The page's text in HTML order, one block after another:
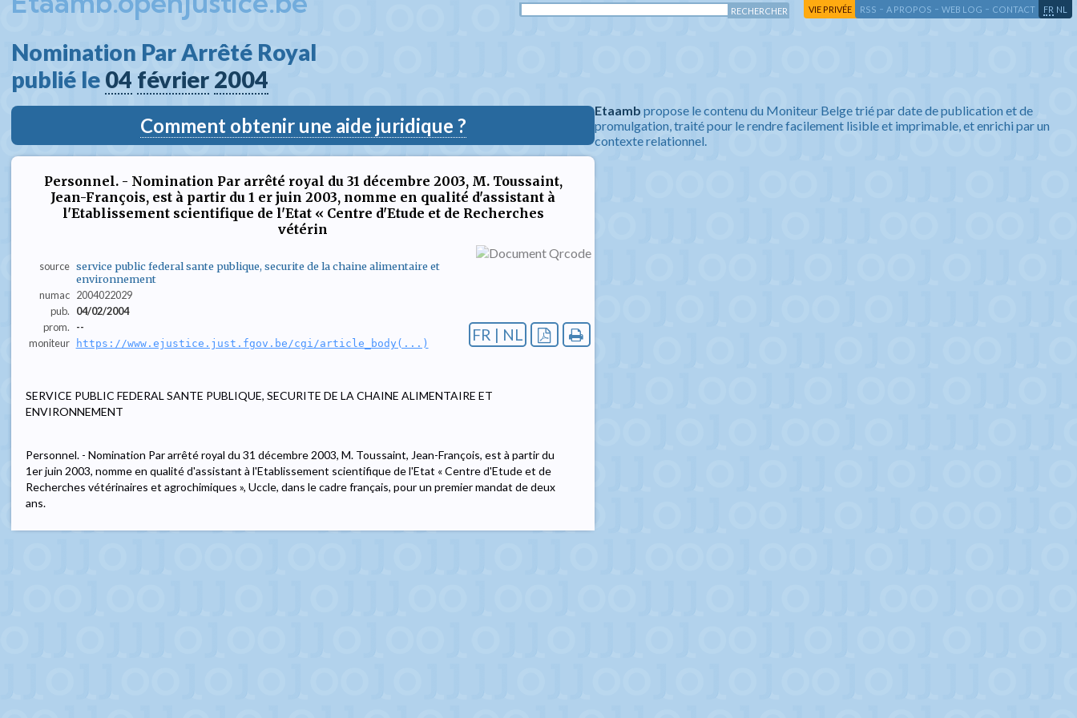
VIE PRIVÉE RSS - A PROPOS - WEB LOG - CONTACT FR NL
Nomination Par Arrêté Royal
publié le 04 février 2004
Comment obtenir une aide juridique ?
Personnel. - Nomination Par arrêté royal du 31 décembre 2003, M. Toussaint,
Jean-François, est à partir du 1 er juin 2003, nomme en qualité d'assistant à
l'Etablissement scientifique de l'Etat « Centre d'Etude et de Recherches
vétérin
source service public federal sante publique, securite de la chaine alimentaire et
environnement
numac 2004022029
pub.
04/02/2004
prom.
--
moniteur
https://www.ejustice.just.fgov.be/cgi/article_body(...) FR | NL
SERVICE PUBLIC FEDERAL SANTE PUBLIQUE, SECURITE DE LA CHAINE ALIMENTAIRE ET
ENVIRONNEMENT
Personnel. - Nomination Par arrêté royal du 31 décembre 2003, M. Toussaint, Jean-François, est à partir du
1er juin 2003, nomme en qualité d'assistant à l'Etablissement scientifique de l'Etat « Centre d'Etude et de
Recherches vétérinaires et agrochimiques », Uccle, dans le cadre français, pour un premier mandat de deux
ans.
Etaamb propose le contenu du Moniteur Belge trié par date de publication et de
promulgation, traité pour le rendre facilement lisible et imprimable, et enrichi par un
contexte relationnel.